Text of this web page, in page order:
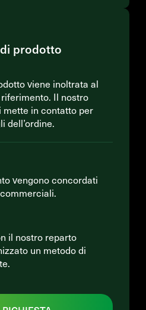
prodotto
viene inoltrata al
Il nostro
mette in contatto per
dell’ordine.
vengono concordati
il nostro reparto
un metodo di